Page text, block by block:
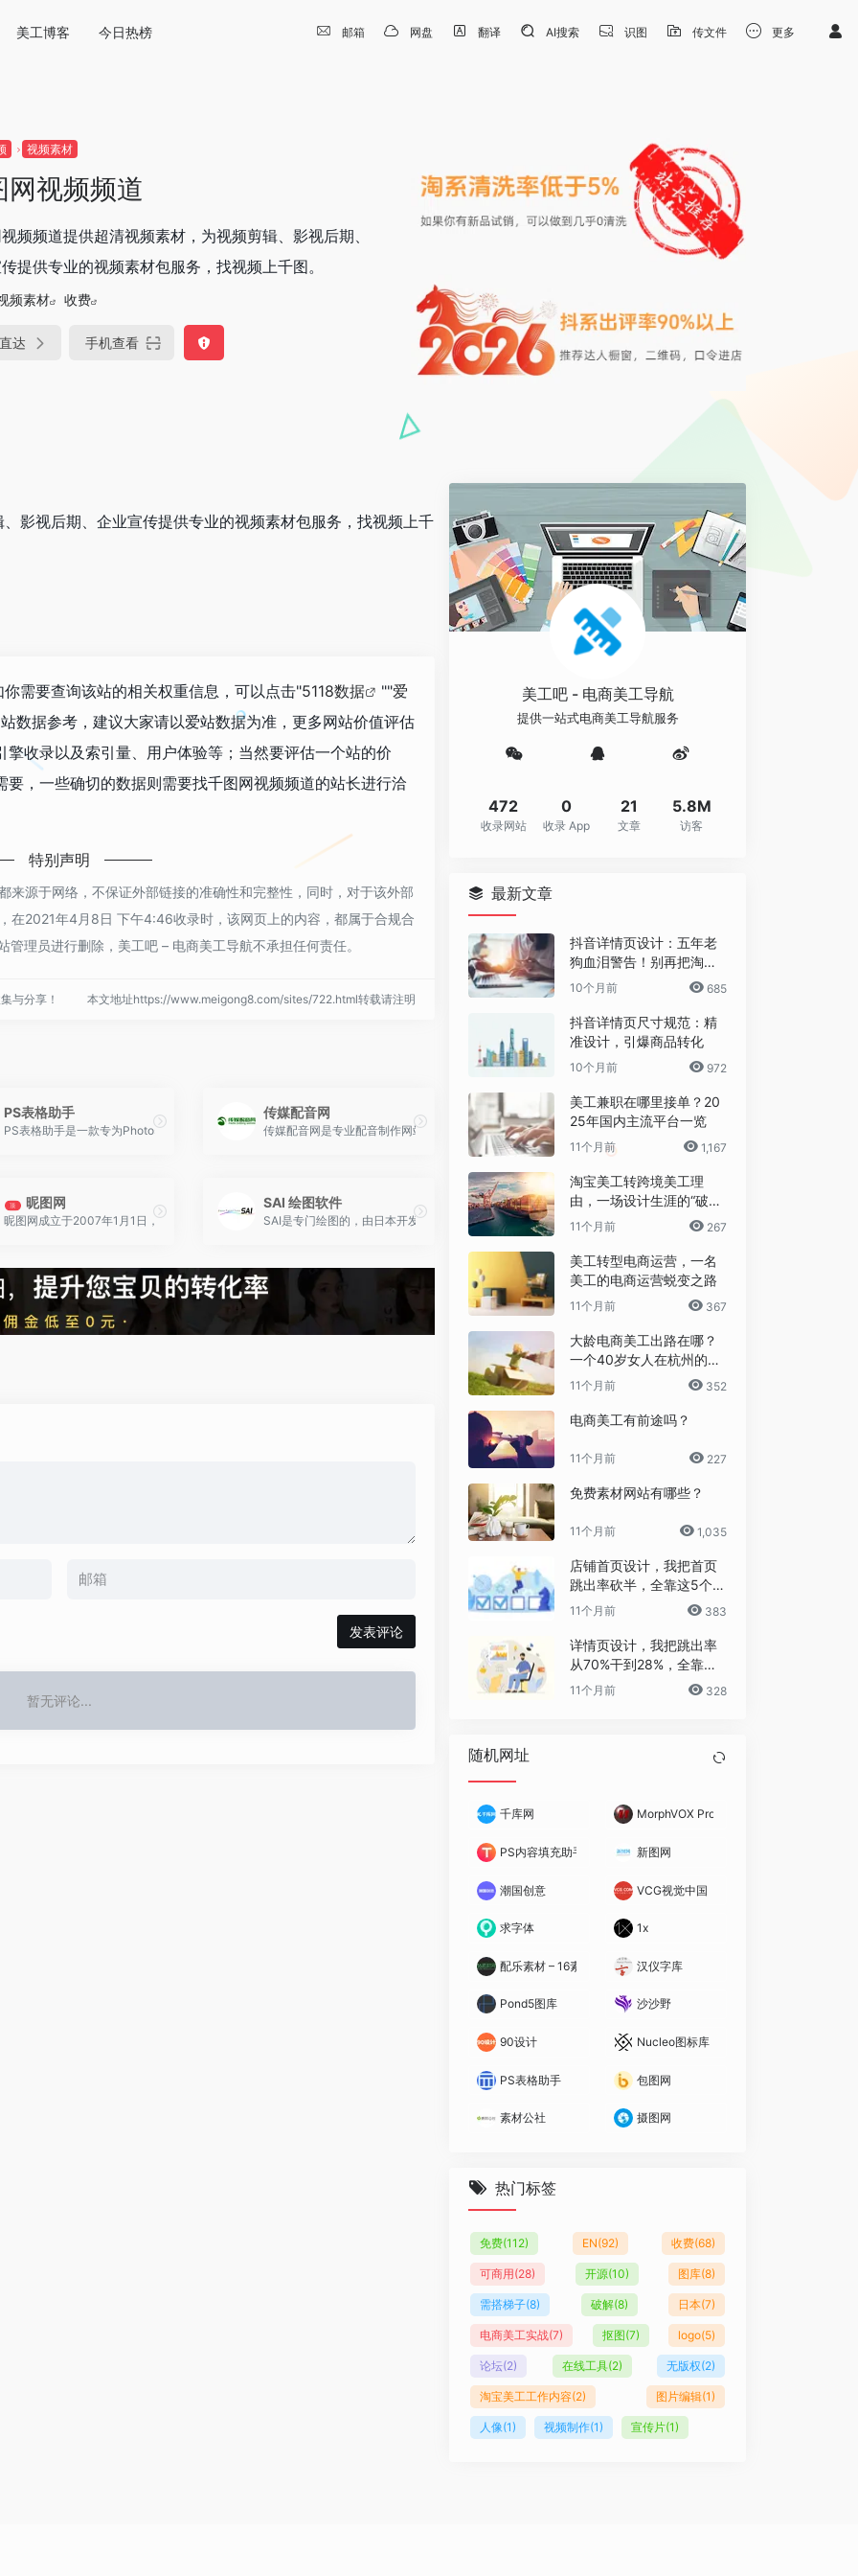
美工博客 今日热榜 邮箱 网盘 翻译 AI搜索 识图 传文件 更多
视频素材
网视频频道
频频道提供超清视频素材，为视频剪辑、影视后期、
提供专业的视频素材包服务，找视频上千图。
频素材 收费
达 手机查看
影视后期、企业宣传提供专业的视频素材包服务，找视频上千
需要查询该站的相关权重信息，可以点击"5118数据 ""爱
数据参考，建议大家请以爱站数据为准，更多网站价值评估
收录以及索引量、用户体验等；当然要评估一个站的价
，一些确切的数据则需要找千图网视频频道的站长进行洽
特别声明
来源于网络，不保证外部链接的准确性和完整性，同时，对于该外部
在2021年4月8日 下午4:46收录时，该网页上的内容，都属于合规合
理员进行删除，美工吧 – 电商美工导航不承担任何责任。
与分享！ 本文地址https://www.meigong8.com/sites/722.html转载请注明
。
PS表格助手
PS表格助手是一款专为Photoshop打造的高效表格设计插件，支持一键生成结构严谨、样式精美的可编辑表格，并革命性地支持直接导入Excel数据，自动转换为带
传媒配音网
传媒配音网是专业配音制作网站,从事网络配音录制服务的专业配音公司,提供广告专题宣传片配音,英语配音,动漫动
材交易平台。锐景图库素材网汇集了全球千万版权设计素材，其中包含了正版图片素材、正版视频素材、矢量素材及插画素材等
顶 昵图网
昵图网成立于2007年1月1日，是一个设计素材、图片素材共享平台。
SAI 绘图软件
SAI是专门绘图的，由日本开发，许多功能较Photoshop更人性化。
发表评论
暂无评论...
美工吧 - 电商美工导航
提供一站式电商美工导航服务
472
收录网站
0
收录 App
21
文章
5.8M
访客
最新文章
抖音详情页设计：五年老
狗血泪警告！别再把淘宝
详情页直接搬过来了！
10个月前 685
抖音详情页尺寸规范：精
准设计，引爆商品转化
10个月前 972
美工兼职在哪里接单？20
25年国内主流平台一览
11个月前 1,167
淘宝美工转跨境美工理
由，一场设计生涯的“破圈”
之旅
11个月前 267
美工转型电商运营，一名
美工的电商运营蜕变之路
11个月前 367
大龄电商美工出路在哪？
一个40岁女人在杭州的破
局日记
11个月前 352
电商美工有前途吗？
11个月前 227
免费素材网站有哪些？
11个月前 1,035
店铺首页设计，我把首页
跳出率砍半，全靠这5个流
量炼金术
11个月前 383
详情页设计，我把跳出率
从70%干到28%，全靠这6
个反人性套路
11个月前 328
随机网址
千库网 MorphVOX Pro变声软件
PS内容填充助手 新图网
潮国创意 VCG视觉中国
求字体 1x
配乐素材 – 16素材网 汉仪字库
Pond5图库 沙沙野
90设计 Nucleo图标库
PS表格助手 包图网
素材公社 摄图网
热门标签
免费(112) EN(92) 收费(68)
可商用(28) 开源(10) 图库(8)
需搭梯子(8) 破解(8) 日本(7)
电商美工实战(7) 抠图(7) logo(5)
论坛(2) 在线工具(2) 无版权(2)
淘宝美工工作内容(2) 图片编辑(1)
人像(1) 视频制作(1) 宣传片(1)